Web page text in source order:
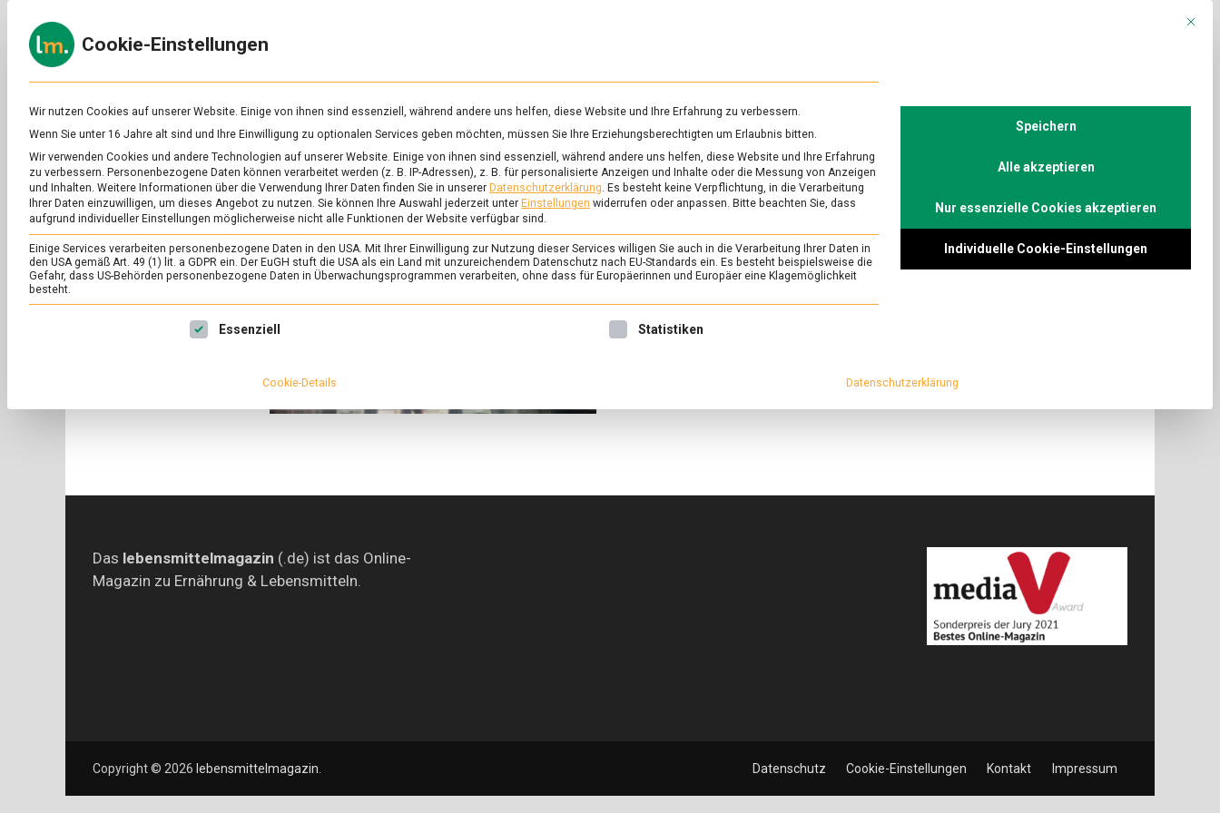
to
content
zu
&
Ernährung
SCHLAGWORT: CIABATTA
ERNÄHRUNG & GESUNDHEIT/FEATURED
Burrata, ein Herz voller Crema
24. Februar 2023 Johannes Comment
Stiefelabsatz und Heimat kulinarischer
Köstlichkeiten wie Burrata.
Das lebensmittelmagazin (.de) ist das Online-
Magazin zu Ernährung & Lebensmitteln.
Copyright © 2026 lebensmittelmagazin Datenschutz Cookie-Einstellungen Kontakt Impressum
Mit
Cookie-Einstellungen
Wir nutzen Cookies auf unserer Website. Einige von ihnen sind essenziell, während andere uns helfen, diese Website und Ihre Erfahrung zu verbessern.
Wenn Sie unter 16 Jahre alt sind und Ihre Einwilligung zu optionalen Services geben möchten, müssen Sie Ihre Erziehungsberechtigten um Erlaubnis bitten.
Wir verwenden Cookies und andere Technologien auf unserer Website. Einige von ihnen sind essenziell, während andere uns helfen, diese Website und Ihre Erfahrung
zu verbessern. Personenbezogene Daten können verarbeitet werden (z. B. IP-Adressen), z. B. für personalisierte Anzeigen und Inhalte oder die Messung von Anzeigen
und Inhalten. Weitere Informationen über die Verwendung Ihrer Daten finden Sie in unserer Datenschutzerklärung. Es besteht keine Verpflichtung, in die Verarbeitung
Ihrer Daten einzuwilligen, um dieses Angebot zu nutzen. Sie können Ihre Auswahl jederzeit unter Einstellungen widerrufen oder anpassen. Bitte beachten Sie, dass
aufgrund individueller Einstellungen möglicherweise nicht alle Funktionen der Website verfügbar sind.
Einige Services verarbeiten personenbezogene Daten in den USA. Mit Ihrer Einwilligung zur Nutzung dieser Services willigen Sie auch in die Verarbeitung Ihrer Daten in
den USA gemäß Art. 49 (1) lit. a GDPR ein. Der EuGH stuft die USA als ein Land mit unzureichendem Datenschutz nach EU-Standards ein. Es besteht beispielsweise die
Gefahr, dass US-Behörden personenbezogene Daten in Überwachungsprogrammen verarbeiten, ohne dass für Europäerinnen und Europäer eine Klagemöglichkeit
besteht.
Es folgt eine Liste der Service-Gruppen, für die eine Einwilligung erteilt werden kann. Die erste Service-Gruppe ist essenziell und kann nicht abgewählt werden.
Essenziell Statistiken
Speichern
Alle akzeptieren
Nur essenzielle Cookies akzeptieren
Individuelle Cookie-Einstellungen
Cookie-Details Datenschutzerklärung